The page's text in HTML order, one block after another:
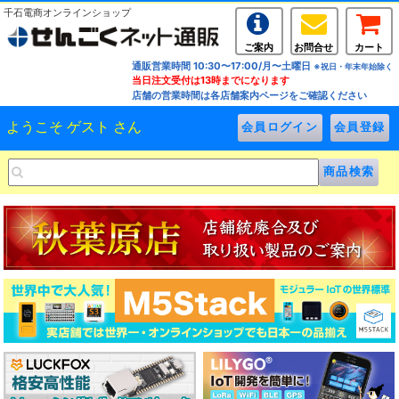
千石電商オンラインショップ
ご案内 お問合せ
カート
通販営業時間 10:30〜17:00/月〜土曜日 ※祝日・年末年始除く
当日注文受付は13時までになります
店舗の営業時間は各店舗案内ページをご確認ください
ようこそ ゲスト さん